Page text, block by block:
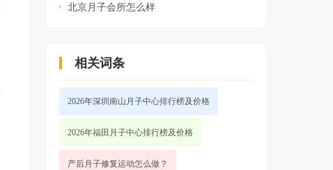
北京月子会所怎么样
相关词条
2026年深圳南山月子中心排行榜及价格
2026年福田月子中心排行榜及价格
产后月子修复运动怎么做？